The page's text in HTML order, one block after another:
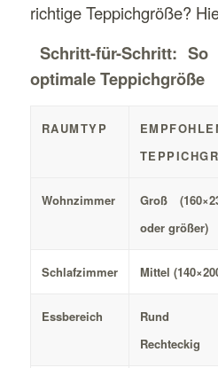
richtige Teppichgröße?
Schritt-für-Schritt:
optimale Teppichgröße
RAUMTYP
Wohnzimmer
Groß
oder größer)
Schlafzimmer Mittel
Essbereich
Rund
Rechteckig